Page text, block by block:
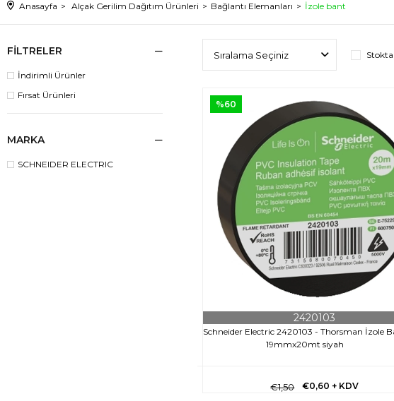
Anasayfa Alçak Gerilim Dağıtım Ürünleri Bağlantı Elemanları İzole bant
FILTRELER
İndirimli Ürünler
Fırsat Ürünleri
MARKA
SCHNEIDER ELECTRIC
Schneider Electric 2420103 - Thorsman İzole
19mmx20mt siyah
2420103
€0,60+ KDV
€1,50
%60